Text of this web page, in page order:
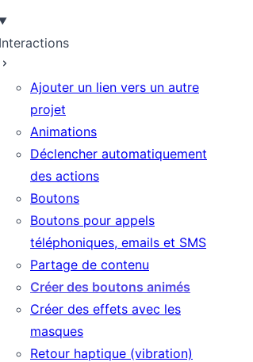
Interactions
Ajouter un lien vers un autre
projet
Animations
Déclencher automatiquement
des actions
Boutons
Boutons pour appels
téléphoniques, emails et SMS
Partage de contenu
Créer des boutons animés
Créer des effets avec les
masques
Retour haptique (vibration)